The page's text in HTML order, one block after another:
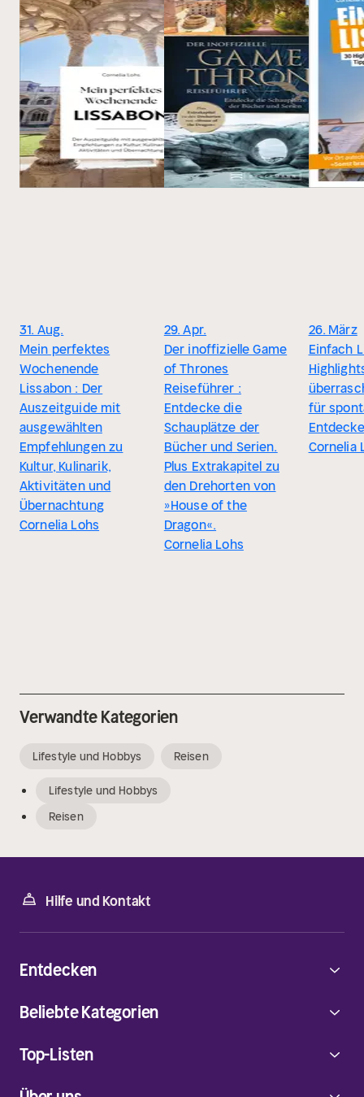
31. Aug.
Mein perfektes
Wochenende
Lissabon : Der
Auszeitguide mit
ausgewählten
Empfehlungen zu
Kultur, Kulinarik,
Aktivitäten und
Übernachtung
Cornelia Lohs
29. Apr.
Der inoffizielle Game
of Thrones
Reiseführer :
Entdecke die
Schauplätze der
Bücher und Serien.
Plus Extrakapitel zu
den Drehorten von
»House of the
Dragon«.
Cornelia Lohs
26. März
Einfach
für
Cornelia
Verwandte Kategorien
Lifestyle und Hobbys Reisen
Lifestyle und Hobbys
Reisen
Hilfe und Kontakt
Entdecken
Beliebte Kategorien
Top-Listen